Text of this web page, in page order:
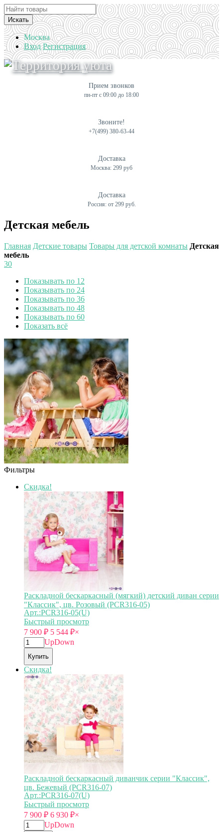
Искать
Москва
Вход Регистрация
Прием звонков
пн-пт с 09:00 до 18:00
Звоните!
+7(499) 380-63-44
Доставка
Москва: 299 руб
Доставка
Россия: от 299 руб.
Детская мебель
Главная Детские товары Товары для детской комнаты Детская
мебель
30
Показывать по 12
Показывать по 24
Показывать по 36
Показывать по 48
Показывать по 60
Показать всё
Фильтры
Скидка!
Раскладной бескаркасный (мягкий) детский диван серии
"Классик", цв. Розовый (PCR316-05)
Арт.:PCR316-05(U)
Быстрый просмотр
7 900 ₽ 5 544 ₽×
UpDown
Купить
Скидка!
Раскладной бескаркасный диванчик серии "Классик",
цв. Бежевый (PCR316-07)
Арт.:PCR316-07(U)
Быстрый просмотр
7 900 ₽ 6 930 ₽×
UpDown